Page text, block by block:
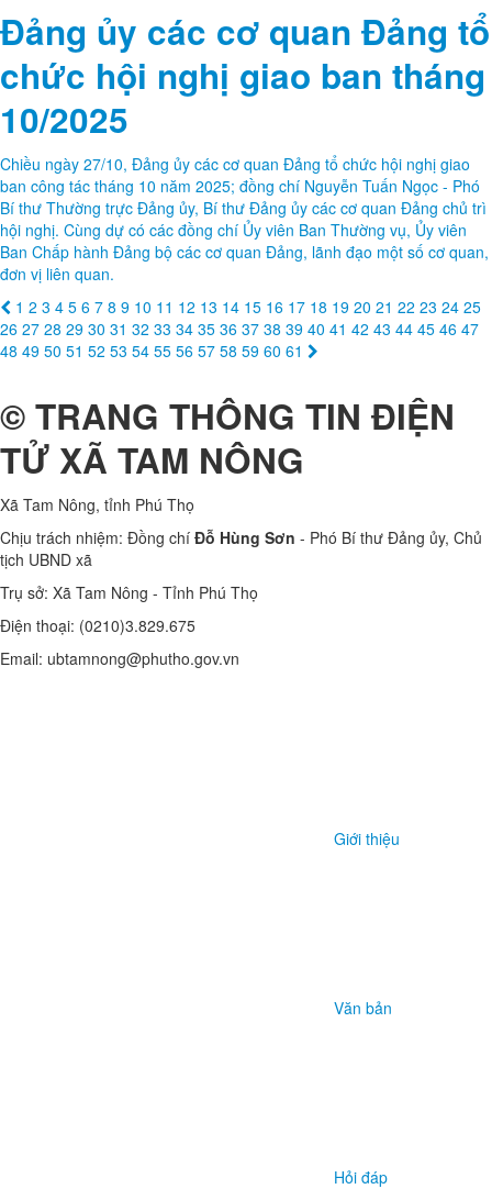
Đảng ủy các cơ quan Đảng tổ
chức hội nghị giao ban tháng
10/2025
Chiều ngày 27/10, Đảng ủy các cơ quan Đảng tổ chức hội nghị giao
ban công tác tháng 10 năm 2025; đồng chí Nguyễn Tuấn Ngọc - Phó
Bí thư Thường trực Đảng ủy, Bí thư Đảng ủy các cơ quan Đảng chủ trì
hội nghị. Cùng dự có các đồng chí Ủy viên Ban Thường vụ, Ủy viên
Ban Chấp hành Đảng bộ các cơ quan Đảng, lãnh đạo một số cơ quan,
đơn vị liên quan.
1 2 3 4 5 6 7 8 9 10 11 12 13 14 15 16 17 18 19 20 21 22 23 24 25
26 27 28 29 30 31 32 33 34 35 36 37 38 39 40 41 42 43 44 45 46 47
48 49 50 51 52 53 54 55 56 57 58 59 60 61
© TRANG THÔNG TIN ĐIỆN
TỬ XÃ TAM NÔNG
Xã Tam Nông, tỉnh Phú Thọ
Chịu trách nhiệm: Đồng chí Đỗ Hùng Sơn - Phó Bí thư Đảng ủy, Chủ
tịch UBND xã
Trụ sở: Xã Tam Nông - Tỉnh Phú Thọ
Điện thoại: (0210)3.829.675
Email: ubtamnong@phutho.gov.vn
Giới thiệu
Văn bản
Hỏi đáp